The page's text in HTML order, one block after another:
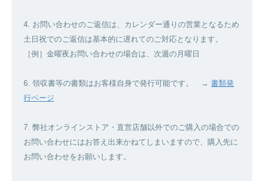
4. お問い合わせのご返信は、カレンダー通りの営業となるため
土日祝でのご返信は基本的に遅れてのご対応となります。
［例］金曜夜お問い合わせの場合は、次週の月曜日
6. 領収書等の書類はお客様自身で発行可能です。 → 書類発
行ページ
7. 弊社オンラインストア・直営店舗以外でのご購入の場合での
お問い合わせにはお答え出来かねてしまいますので、購入先に
お問い合わせをお願いします。